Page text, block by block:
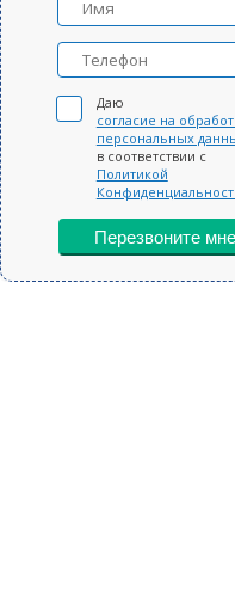
Даю
согласие на
персональных
в соответствии с
Политикой
Перезвоните мне